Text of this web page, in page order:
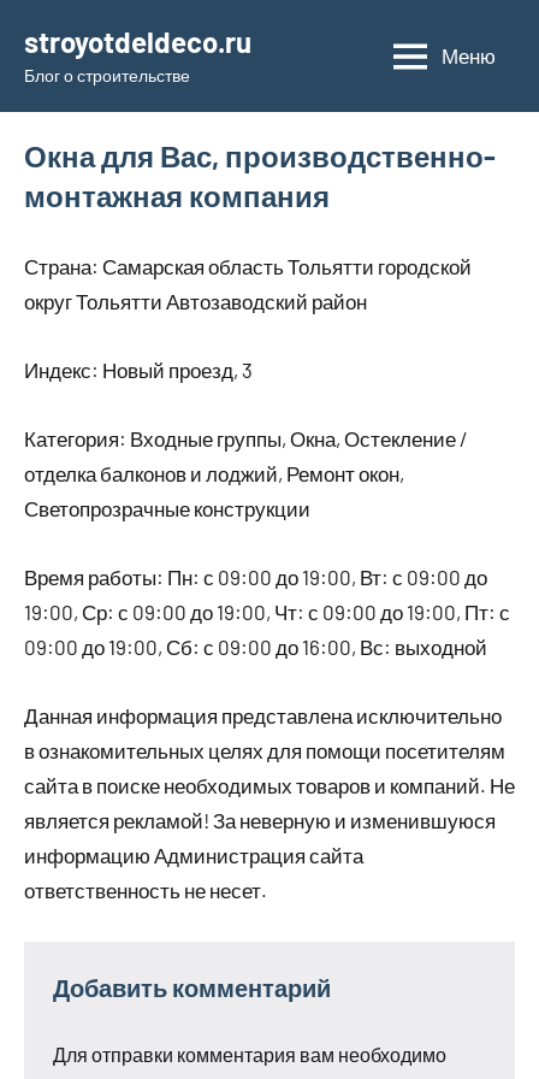
содержимому
stroyotdeldeco.ru
Блог о строительстве
Меню
Окна для Вас, производственно-
монтажная компания
Страна: Самарская область Тольятти городской
округ Тольятти Автозаводский район
Индекс: Новый проезд, 3
Категория: Входные группы, Окна, Остекление /
отделка балконов и лоджий, Ремонт окон,
Светопрозрачные конструкции
Время работы: Пн: с 09:00 до 19:00, Вт: с 09:00 до
19:00, Ср: с 09:00 до 19:00, Чт: с 09:00 до 19:00, Пт: с
09:00 до 19:00, Сб: с 09:00 до 16:00, Вс: выходной
Данная информация представлена исключительно
в ознакомительных целях для помощи посетителям
сайта в поиске необходимых товаров и компаний. Не
является рекламой! За неверную и изменившуюся
информацию Администрация сайта
ответственность не несет.
Добавить комментарий
Для отправки комментария вам необходимо